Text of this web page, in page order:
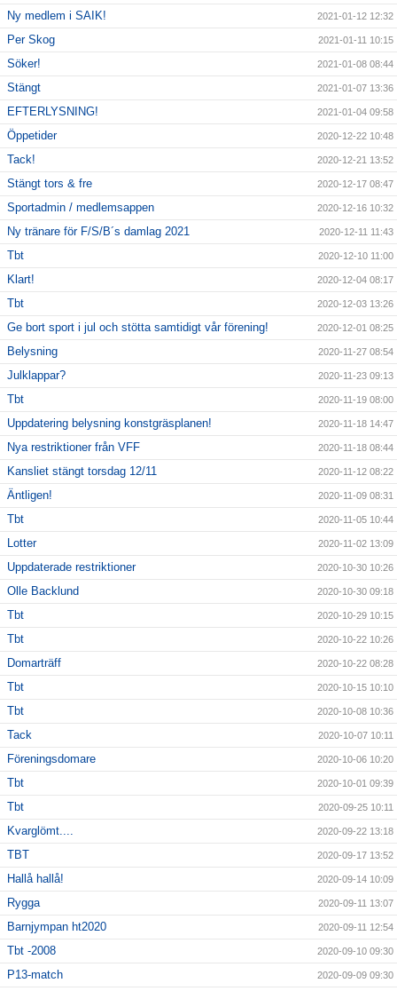
Ny medlem i SAIK! 2021-01-12 12:32
Per Skog 2021-01-11 10:15
Söker! 2021-01-08 08:44
Stängt 2021-01-07 13:36
EFTERLYSNING! 2021-01-04 09:58
Öppetider 2020-12-22 10:48
Tack! 2020-12-21 13:52
Stängt tors & fre 2020-12-17 08:47
Sportadmin / medlemsappen 2020-12-16 10:32
Ny tränare för F/S/B´s damlag 2021 2020-12-11 11:43
Tbt 2020-12-10 11:00
Klart! 2020-12-04 08:17
Tbt 2020-12-03 13:26
Ge bort sport i jul och stötta samtidigt vår förening! 2020-12-01 08:25
Belysning 2020-11-27 08:54
Julklappar? 2020-11-23 09:13
Tbt 2020-11-19 08:00
Uppdatering belysning konstgräsplanen! 2020-11-18 14:47
Nya restriktioner från VFF 2020-11-18 08:44
Kansliet stängt torsdag 12/11 2020-11-12 08:22
Äntligen! 2020-11-09 08:31
Tbt 2020-11-05 10:44
Lotter 2020-11-02 13:09
Uppdaterade restriktioner 2020-10-30 10:26
Olle Backlund 2020-10-30 09:18
Tbt 2020-10-29 10:15
Tbt 2020-10-22 10:26
Domarträff 2020-10-22 08:28
Tbt 2020-10-15 10:10
Tbt 2020-10-08 10:36
Tack 2020-10-07 10:11
Föreningsdomare 2020-10-06 10:20
Tbt 2020-10-01 09:39
Tbt 2020-09-25 10:11
Kvarglömt.... 2020-09-22 13:18
TBT 2020-09-17 13:52
Hallå hallå! 2020-09-14 10:09
Rygga 2020-09-11 13:07
Barnjympan ht2020 2020-09-11 12:54
Tbt -2008 2020-09-10 09:30
P13-match 2020-09-09 09:30